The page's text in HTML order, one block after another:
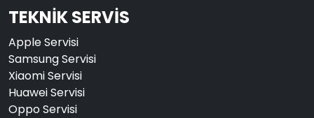
TEKNİK SERVİS
Apple Servisi
Samsung Servisi
Xiaomi Servisi
Huawei Servisi
Oppo Servisi